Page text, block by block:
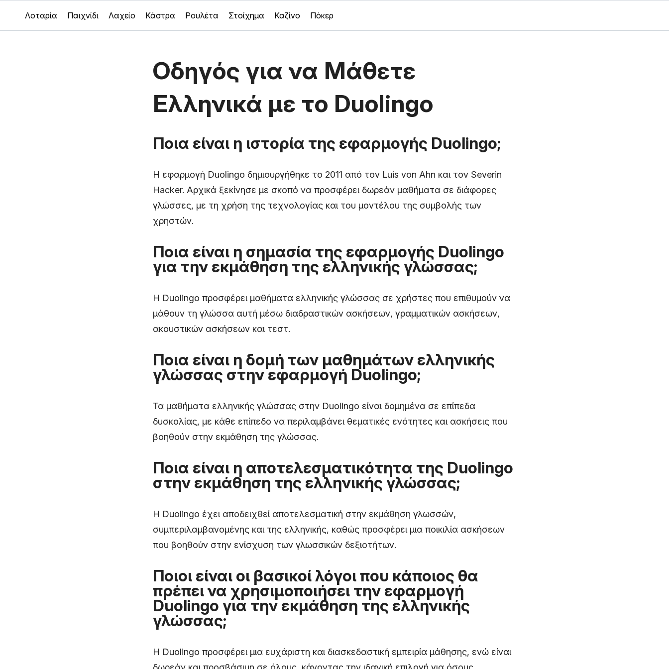
Λοταρία Παιχνίδι Λαχείο Κάστρα Ρουλέτα Στοίχημα Καζίνο Πόκερ
Οδηγός για να Μάθετε
Ελληνικά με το Duolingo
Ποια είναι η ιστορία της εφαρμογής Duolingo;
Η εφαρμογή Duolingo δημιουργήθηκε το 2011 από τον Luis von Ahn και τον Severin
Hacker. Αρχικά ξεκίνησε με σκοπό να προσφέρει δωρεάν μαθήματα σε διάφορες
γλώσσες, με τη χρήση της τεχνολογίας και του μοντέλου της συμβολής των
χρηστών.
Ποια είναι η σημασία της εφαρμογής Duolingo
για την εκμάθηση της ελληνικής γλώσσας;
Η Duolingo προσφέρει μαθήματα ελληνικής γλώσσας σε χρήστες που επιθυμούν να
μάθουν τη γλώσσα αυτή μέσω διαδραστικών ασκήσεων, γραμματικών ασκήσεων,
ακουστικών ασκήσεων και τεστ.
Ποια είναι η δομή των μαθημάτων ελληνικής
γλώσσας στην εφαρμογή Duolingo;
Τα μαθήματα ελληνικής γλώσσας στην Duolingo είναι δομημένα σε επίπεδα
δυσκολίας, με κάθε επίπεδο να περιλαμβάνει θεματικές ενότητες και ασκήσεις που
βοηθούν στην εκμάθηση της γλώσσας.
Ποια είναι η αποτελεσματικότητα της Duolingo
στην εκμάθηση της ελληνικής γλώσσας;
Η Duolingo έχει αποδειχθεί αποτελεσματική στην εκμάθηση γλωσσών,
συμπεριλαμβανομένης και της ελληνικής, καθώς προσφέρει μια ποικιλία ασκήσεων
που βοηθούν στην ενίσχυση των γλωσσικών δεξιοτήτων.
Ποιοι είναι οι βασικοί λόγοι που κάποιος θα
πρέπει να χρησιμοποιήσει την εφαρμογή
Duolingo για την εκμάθηση της ελληνικής
γλώσσας;
Η Duolingo προσφέρει μια ευχάριστη και διασκεδαστική εμπειρία μάθησης, ενώ είναι